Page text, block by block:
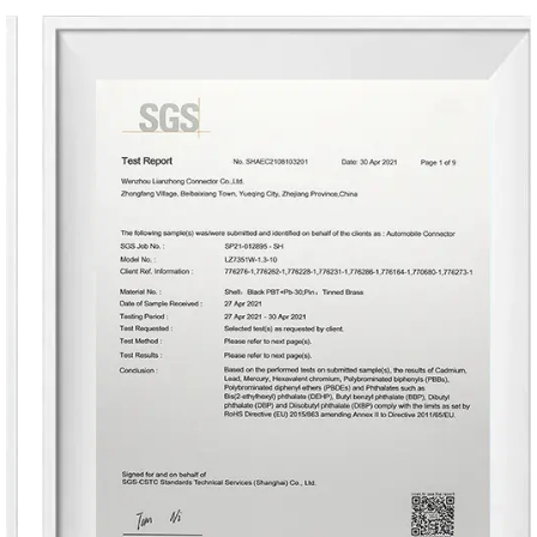
automoción, garantizando conexiones
Maquinaria Industrial: en entornos
industriales, nuestros conectores facilitan la
interconexión de diversas máquinas y
equipos, permitiendo una comunicación y
control sin fisuras.
Electrónica de consumo: desde los teléfonos
inteligentes hasta los electrodomésticos, los
componentes conectores son esenciales para
dispositivos electrónicos, proporcionando